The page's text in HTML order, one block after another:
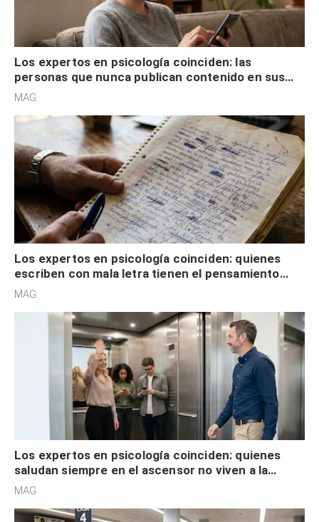
Los expertos en psicología coinciden: las
personas que nunca publican contenido en sus
redes sociales no pretenden buscar validación
MAG.
Los expertos en psicología coinciden: quienes
escriben con mala letra tienen el pensamiento
acelerado y no lo hacen por desinterés
MAG.
Los expertos en psicología coinciden: quienes
saludan siempre en el ascensor no viven a la
defensiva y tienen apertura social
MAG.